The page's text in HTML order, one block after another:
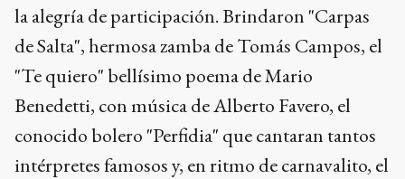
la alegría de participación. Brindaron "Carpas
de Salta", hermosa zamba de Tomás Campos, el
"Te quiero" bellísimo poema de Mario
Benedetti, con música de Alberto Favero, el
conocido bolero "Perfidia" que cantaran tantos
intérpretes famosos y, en ritmo de carnavalito, el